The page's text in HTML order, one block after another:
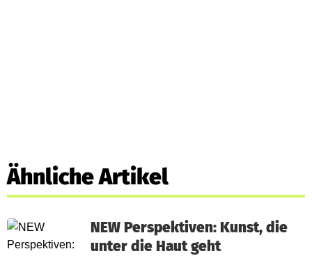
Ähnliche Artikel
NEW Perspektiven: Kunst, die
unter die Haut geht